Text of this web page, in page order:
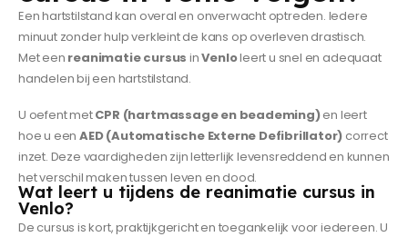
Een hartstilstand kan overal en onverwacht optreden. Iedere
minuut zonder hulp verkleint de kans op overleven drastisch.
Met een reanimatie cursus inVenloleert u snel en adequaat
handelen bij een hartstilstand.
U oefent metCPR (hartmassage en beademing)en leert
hoe u eenAED (Automatische Externe Defibrillator) correct
inzet. Deze vaardigheden zijn letterlijk levensreddend en kunnen
het verschil maken tussen leven en dood.
Wat leert u tijdens de reanimatie cursus in
Venlo?
De cursus is kort, praktijkgericht en toegankelijk voor iedereen. U